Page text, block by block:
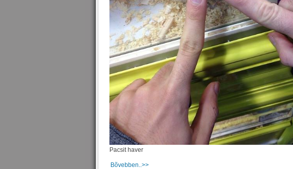
Pacsit haver
Bõvebben..>>